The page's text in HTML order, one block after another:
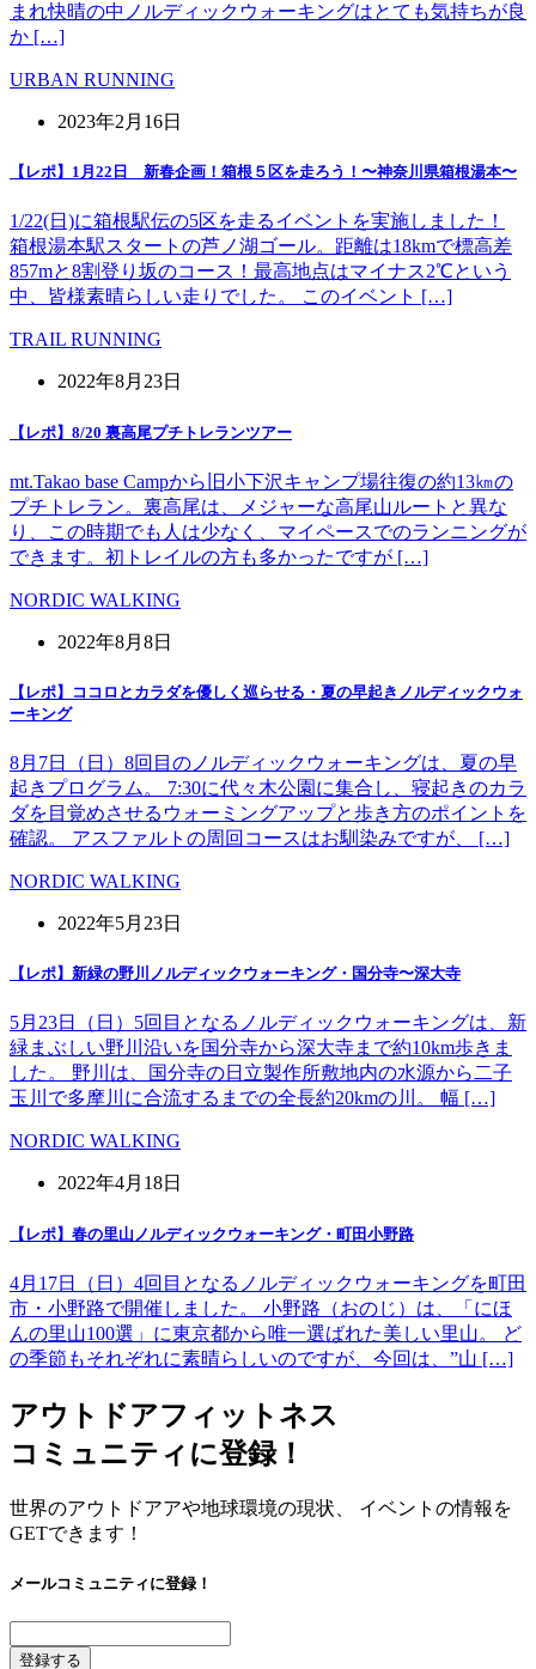
まれ快晴の中ノルディックウォーキングはとても気持ちが良
か […]
URBAN RUNNING
2023年2月16日
【レポ】1月22日 新春企画！箱根５区を走ろう！〜神奈川県箱根湯本〜
1/22(日)に箱根駅伝の5区を走るイベントを実施しました！
箱根湯本駅スタートの芦ノ湖ゴール。距離は18kmで標高差
857mと8割登り坂のコース！最高地点はマイナス2℃という
中、皆様素晴らしい走りでした。 このイベント […]
TRAIL RUNNING
2022年8月23日
【レポ】8/20 裏高尾プチトレランツアー
mt.Takao base Campから旧小下沢キャンプ場往復の約13㎞の
プチトレラン。裏高尾は、メジャーな高尾山ルートと異な
り、この時期でも人は少なく、マイペースでのランニングが
できます。初トレイルの方も多かったですが […]
NORDIC WALKING
2022年8月8日
【レポ】ココロとカラダを優しく巡らせる・夏の早起きノルディックウォ
ーキング
8月7日（日）8回目のノルディックウォーキングは、夏の早
起きプログラム。 7:30に代々木公園に集合し、寝起きのカラ
ダを目覚めさせるウォーミングアップと歩き方のポイントを
確認。 アスファルトの周回コースはお馴染みですが、 […]
NORDIC WALKING
2022年5月23日
【レポ】新緑の野川ノルディックウォーキング・国分寺〜深大寺
5月23日（日）5回目となるノルディックウォーキングは、新
緑まぶしい野川沿いを国分寺から深大寺まで約10km歩きま
した。 野川は、国分寺の日立製作所敷地内の水源から二子
玉川で多摩川に合流するまでの全長約20kmの川。 幅 […]
NORDIC WALKING
2022年4月18日
【レポ】春の里山ノルディックウォーキング・町田小野路
4月17日（日）4回目となるノルディックウォーキングを町田
市・小野路で開催しました。 小野路（おのじ）は、「にほ
んの里山100選」に東京都から唯一選ばれた美しい里山。 ど
の季節もそれぞれに素晴らしいのですが、今回は、”山 […]
アウトドアフィットネス
コミュニティに登録！
世界のアウトドアアや地球環境の現状、 イベントの情報を
GETできます！
メールコミュニティに登録！